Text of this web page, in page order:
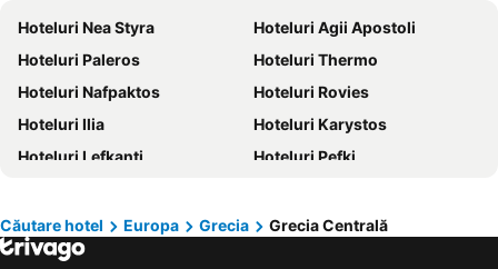
Hoteluri Italia
Hoteluri Mallorca
Hoteluri Phu Quoc
Hoteluri Grecia Centrală
Hoteluri Jud. Cluj
Hoteluri Nea Styra
Hoteluri Agii Apostoli
Hoteluri Paleros
Hoteluri Thermo
Hoteluri Nafpaktos
Hoteluri Rovies
Hoteluri Ilia
Hoteluri Karystos
Hoteluri Lefkanti
Hoteluri Pefki
Hoteluri Arachova
Hoteluri Aliveri
Hoteluri Mytikas
Căutare hotel Europa Grecia Grecia Centrală